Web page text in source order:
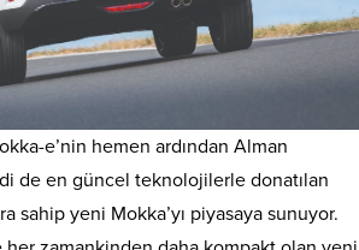
e’nin hemen ardından Alman
de en güncel teknolojilerle donatılan
sahip yeni Mokka’yı piyasaya sunuyor.